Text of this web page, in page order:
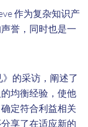
作为复杂知识产
誉，同时也是一
》的采访，阐述了
均衡经验，使他
定符合利益相关
享了在适应新的